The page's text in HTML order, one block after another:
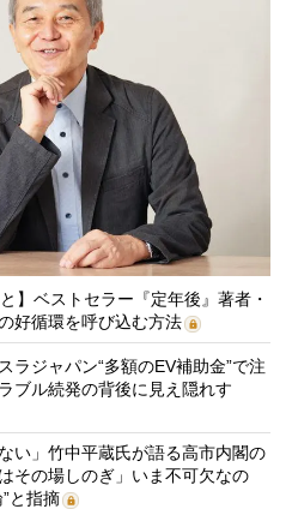
】ベストセラー『定年後』著者・
好循環を呼び込む方法
ラジャパン“多額のEV補助金”で注
ル続発の背後に見え隠れす
い」竹中平蔵氏が語る高市内閣の
の場しのぎ」いま不可欠なの
と指摘